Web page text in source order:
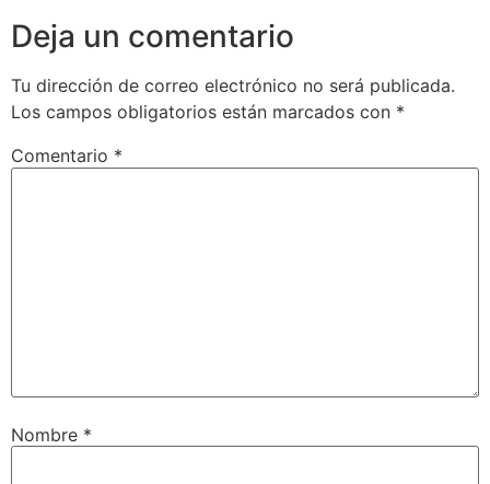
Deja un comentario
Tu dirección de correo electrónico no será publicada.
Los campos obligatorios están marcados con *
Comentario *
Nombre *